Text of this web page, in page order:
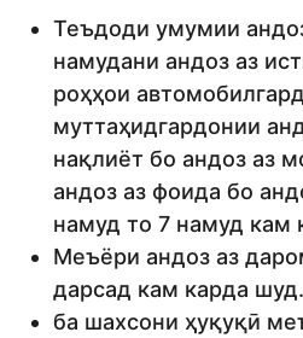
Теъдоди умумии
намудани андоз аз
роҳҳои
муттаҳидгардонии
нақлиёт бо андоз аз
андоз аз фоида бо
намуд то 7 намуд кам
Меъёри андоз аз
дарсад кам карда шуд.
ба шахсони ҳуқуқӣ